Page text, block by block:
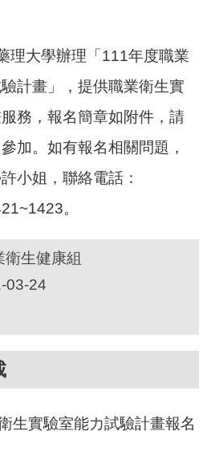
大學辦理「 111年度職業
計畫」，提供職業衛生實
務，報名簡章如附件，請
加。如有報名相關問題，
小姐，聯絡電話：
。
衛生健康組
03-24
生實驗室能力試驗計畫報名